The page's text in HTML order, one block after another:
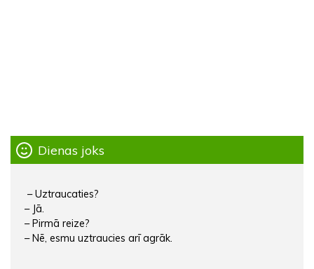
Dienas joks
– Uztraucaties?
– Jā.
– Pirmā reize?
– Nē, esmu uztraucies arī agrāk.